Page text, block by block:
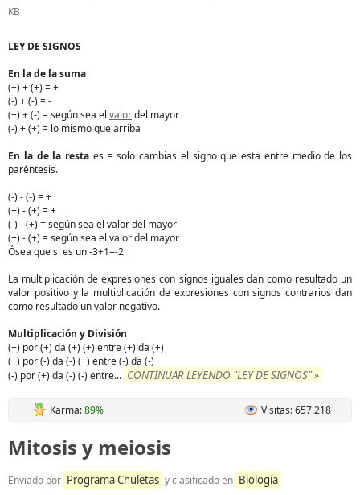
KB
LEY DE SIGNOS
En la de la suma
(+) + (+) = +
(-) + (-) = -
(+) + (-) = según sea el valordel mayor
(-) + (+) = lo mismo que arriba
En la de la resta es = solo cambias el signo que esta entre medio de los
paréntesis.
(-) - (-) = +
(+) - (+) = +
(-) - (+) = según sea el valor del mayor
(+) - (+) = según sea el valor del mayor
Ósea que si es un -3+1=-2
La multiplicación de expresiones con signos iguales dan como resultado un
valor positivo y la multiplicación de expresiones con signos contrarios dan
como resultado un valor negativo.
Multiplicación y División
(+) por (+) da (+) (+) entre (+) da (+)
(+) por (-) da (-) (+) entre (-) da (-)
(-) por (+) da (-) (-) entre... CONTINUAR LEYENDO "LEY DE SIGNOS" »
Karma:89% Visitas: 657.218
Mitosis y meiosis
Enviado por Programa Chuletas y clasificado en Biología